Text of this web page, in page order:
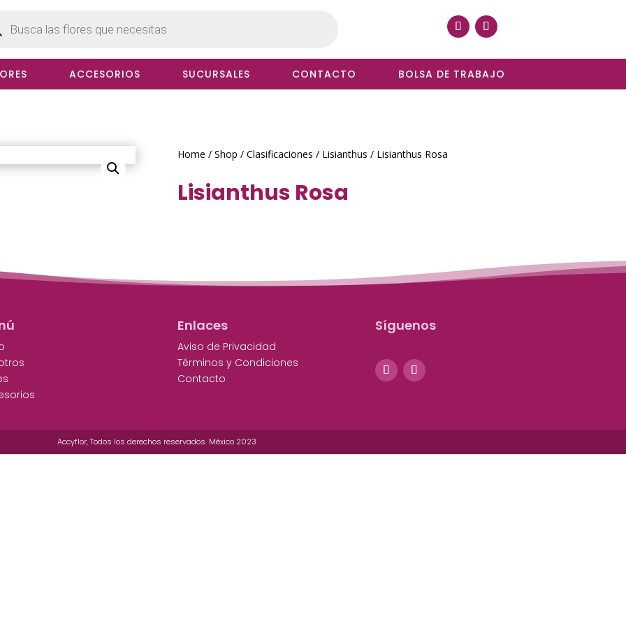
ACCESORIOS SUCURSALES CONTACTO BOLSA DE TRABAJO
Home / Shop / Clasificaciones / Lisianthus / Lisianthus Rosa
Lisianthus Rosa
Enlaces
Aviso de Privacidad
Términos y Condiciones
Contacto
Síguenos
Accyflor, Todos los derechos reservados. México 2023